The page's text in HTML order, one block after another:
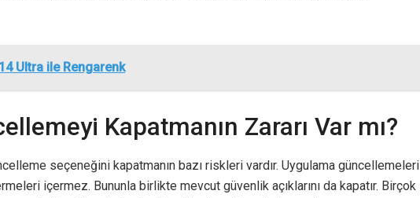
Ultra ile Rengarenk
Kapatmanın Zararı Var mı?
seçeneğini kapatmanın bazı riskleri vardır. Uygulama güncellemeleri
içermez. Bununla birlikte mevcut güvenlik açıklarını da kapatır. Birçok